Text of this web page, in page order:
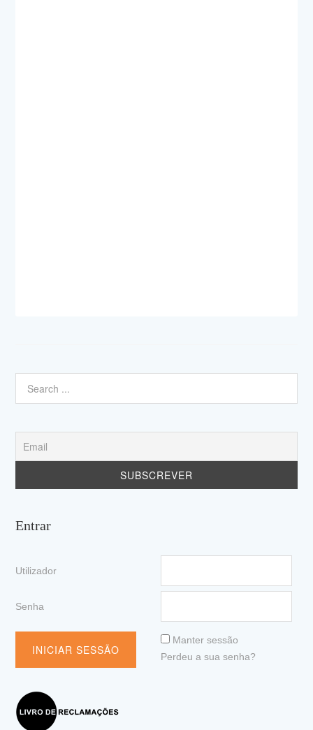
Entrar
Utilizador
Senha
Manter sessão
Perdeu a sua senha?